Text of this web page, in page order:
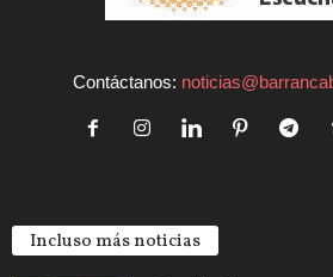
Contáctanos:
Incluso más noticias